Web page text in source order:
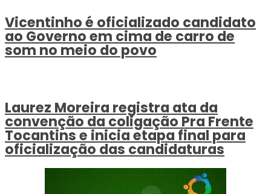
Vicentinho é oficializado candidato
ao Governo em cima de carro de
som no meio do povo
Laurez Moreira registra ata da
convenção da coligação Pra Frente
Tocantins e inicia etapa final para
oficialização das candidaturas